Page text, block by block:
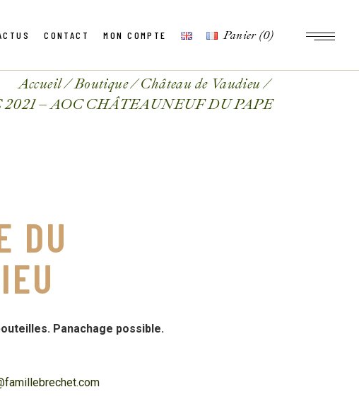
CONTACT MON COMPTE Panier (0)
Accueil Boutique
Château de Vaudieu
– AOC CHÂTEAUNEUF DU PAPE
DU
Panachage possible.